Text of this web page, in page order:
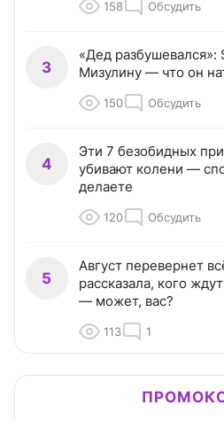
158 Обсудить
3
«Дед разбушевался»:
Мизулину — что он
150 Обсудить
4
Эти 7 безобидных
убивают колени —
делаете
120 Обсудить
5
Август перевернет
рассказала, кого
— может, вас?
113 1